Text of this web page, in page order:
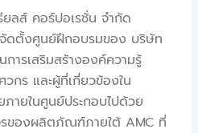
ลส์ คอร์ปอเรชั่น จำกัด
ดตั้งศูนย์ฝึกอบรมของ บริษัท
ารเสริมสร้างองค์ความรู้
ร และผู้ที่เกี่ยวข้องใน
ายในศูนย์ประกอบไปด้วย
ของผลิตภัณฑ์ภายใต้ AMC ที่